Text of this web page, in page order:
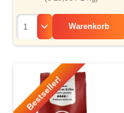
Warenkorb
Bestseller!